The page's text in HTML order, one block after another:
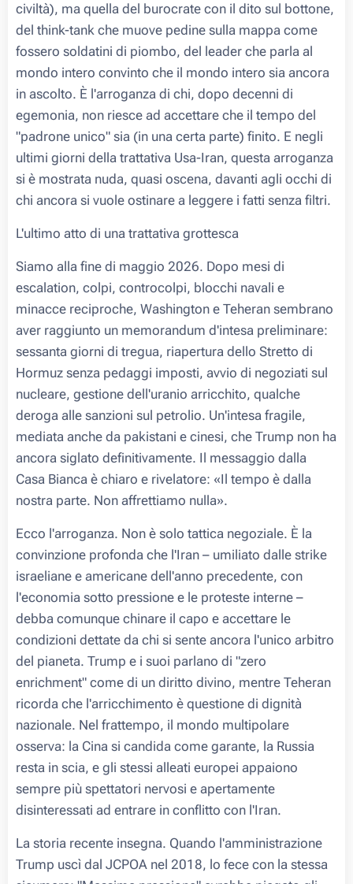
civiltà), ma quella del burocrate con il dito sul bottone,
del think-tank che muove pedine sulla mappa come
fossero soldatini di piombo, del leader che parla al
mondo intero convinto che il mondo intero sia ancora
in ascolto. È l'arroganza di chi, dopo decenni di
egemonia, non riesce ad accettare che il tempo del
"padrone unico" sia (in una certa parte) finito. E negli
ultimi giorni della trattativa Usa-Iran, questa arroganza
si è mostrata nuda, quasi oscena, davanti agli occhi di
chi ancora si vuole ostinare a leggere i fatti senza filtri.
L'ultimo atto di una trattativa grottesca
Siamo alla fine di maggio 2026. Dopo mesi di
escalation, colpi, controcolpi, blocchi navali e
minacce reciproche, Washington e Teheran sembrano
aver raggiunto un memorandum d'intesa preliminare:
sessanta giorni di tregua, riapertura dello Stretto di
Hormuz senza pedaggi imposti, avvio di negoziati sul
nucleare, gestione dell'uranio arricchito, qualche
deroga alle sanzioni sul petrolio. Un'intesa fragile,
mediata anche da pakistani e cinesi, che Trump non ha
ancora siglato definitivamente. Il messaggio dalla
Casa Bianca è chiaro e rivelatore: «Il tempo è dalla
nostra parte. Non affrettiamo nulla».
Ecco l'arroganza. Non è solo tattica negoziale. È la
convinzione profonda che l'Iran – umiliato dalle strike
israeliane e americane dell'anno precedente, con
l'economia sotto pressione e le proteste interne –
debba comunque chinare il capo e accettare le
condizioni dettate da chi si sente ancora l'unico arbitro
del pianeta. Trump e i suoi parlano di "zero
enrichment" come di un diritto divino, mentre Teheran
ricorda che l'arricchimento è questione di dignità
nazionale. Nel frattempo, il mondo multipolare
osserva: la Cina si candida come garante, la Russia
resta in scia, e gli stessi alleati europei appaiono
sempre più spettatori nervosi e apertamente
disinteressati ad entrare in conflitto con l'Iran.
La storia recente insegna. Quando l'amministrazione
Trump uscì dal JCPOA nel 2018, lo fece con la stessa